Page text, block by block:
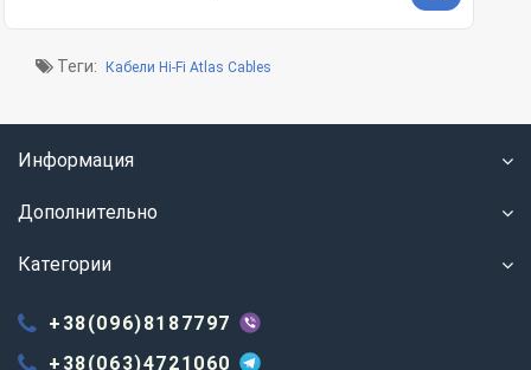
Теги: Кабели Hi-Fi Atlas Cables
Информация
Дополнительно
Категории
+38(096)8187797
+38(063)4721060